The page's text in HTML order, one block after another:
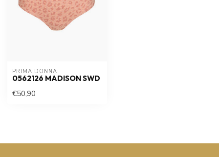
PRIMA DONNA
0562126 MADISON SWD
€50,90